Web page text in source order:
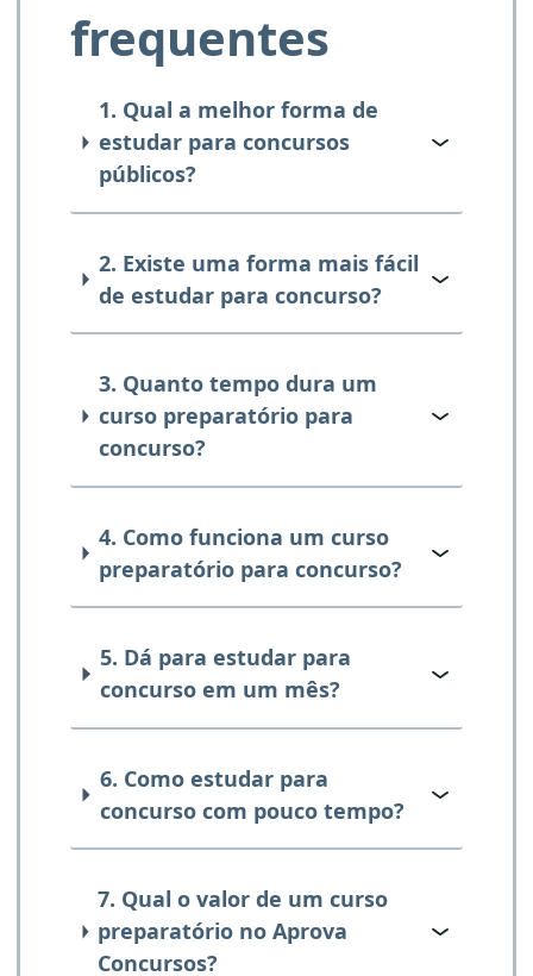
frequentes
1. Qual a melhor forma de
estudar para concursos
públicos?
2. Existe uma forma mais fácil
de estudar para concurso?
3. Quanto tempo dura um
curso preparatório para
concurso?
4. Como funciona um curso
preparatório para concurso?
5. Dá para estudar para
concurso em um mês?
6. Como estudar para
concurso com pouco tempo?
7. Qual o valor de um curso
preparatório no Aprova
Concursos?